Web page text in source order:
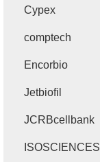
Cypex
comptech
Encorbio
Jetbiofil
JCRBcellbank
ISOSCIENCES